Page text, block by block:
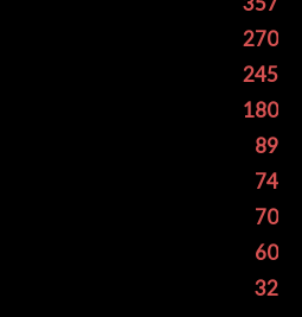
270
245
180
89
74
70
60
32